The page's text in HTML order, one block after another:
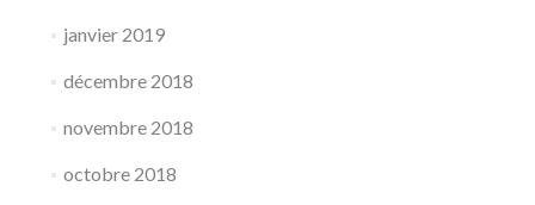
janvier 2019
décembre 2018
novembre 2018
octobre 2018